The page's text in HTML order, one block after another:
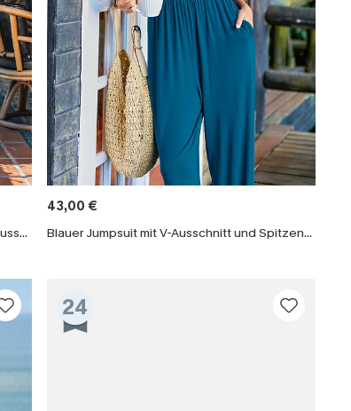
Beiger Tropischer Jumpsuit mit eckigem Ausschnitt
43,00 €
Blauer Jumpsuit mit V-Ausschnitt und Spitzenbesatz
24